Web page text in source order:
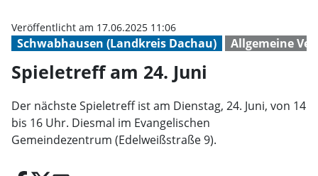
Schwabhausen (Landkreis Dachau) Allgemeine
Veröffentlicht am 17.06.2025 11:06
Spieletreff am 24. Juni
Der nächste Spieletreff ist am Dienstag, 24. Juni, von 14
bis 16 Uhr. Diesmal im Evangelischen
Gemeindezentrum (Edelweißstraße 9).